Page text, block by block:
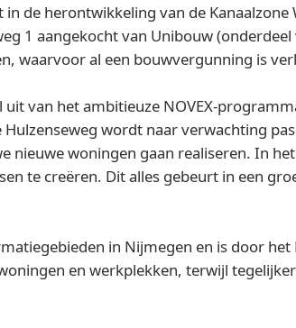
de herontwikkeling van de
1 aangekocht van Unibouw
waarvoor al een bouwvergunning is
van het ambitieuze NOVEX-
wordt naar verwachting
nieuwe woningen gaan realiseren. In
te creëren. Dit alles gebeurt in een
in Nijmegen en is door het
en werkplekken, terwijl